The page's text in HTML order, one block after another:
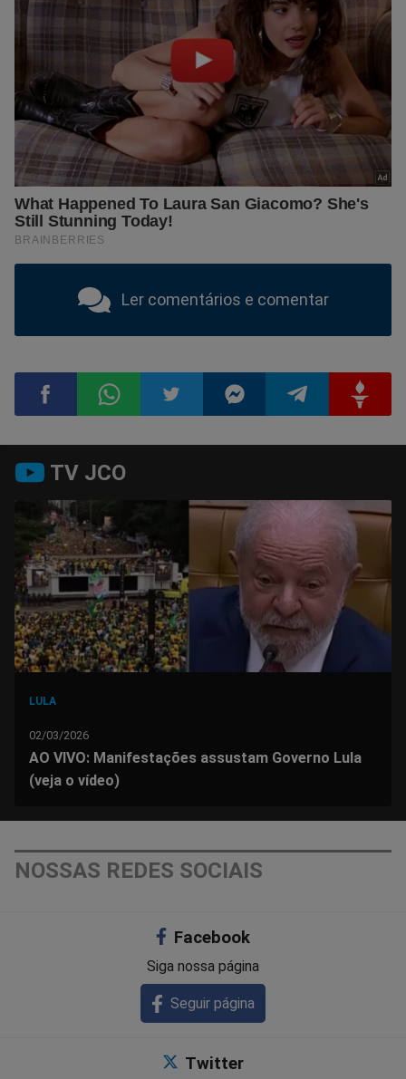
Ler comentários e comentar
no
FacebookWhatsappTwitter
no
Messenger
no
Telegram
no
Gettr
TV JCO
LULA
02/03/2026
AO VIVO: Manifestações assustam Governo Lula
(veja o vídeo)
NOSSAS REDES SOCIAIS
Facebook
Siga nossa página
Seguir página
Twitter